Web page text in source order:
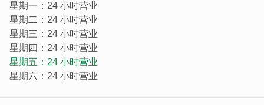
星期一：24 小时营业
星期二：24 小时营业
星期三：24 小时营业
星期四：24 小时营业
星期五：24 小时营业
星期六：24 小时营业